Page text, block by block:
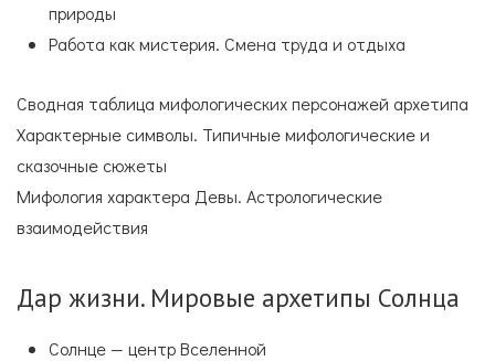
природы
Работа как мистерия. Смена труда и отдыха
Сводная таблица мифологических персонажей архетипа
Характерные символы. Типичные мифологические и
сказочные сюжеты
Мифология характера Девы. Астрологические
взаимодействия
Дар жизни. Мировые архетипы Солнца
Солнце — центр Вселенной